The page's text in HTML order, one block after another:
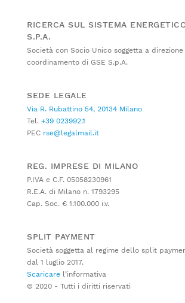
RICERCA SUL SISTEMA
S.P.A.
Società con Socio Unico soggetta a direzione
coordinamento di GSE S.p.A.
SEDE LEGALE
Via R. Rubattino 54, 20134 Milano
Tel. +39 023992.1
PEC rse@legalmail.it
REG. IMPRESE DI MILANO
P.IVA e C.F. 05058230961
R.E.A. di Milano n. 1793295
Cap. Soc. € 1.100.000 i.v.
SPLIT PAYMENT
Società soggetta al regime dello split
dal 1 luglio 2017.
Scaricare l’informativa
© 2020 - Tutti i diritti riservati